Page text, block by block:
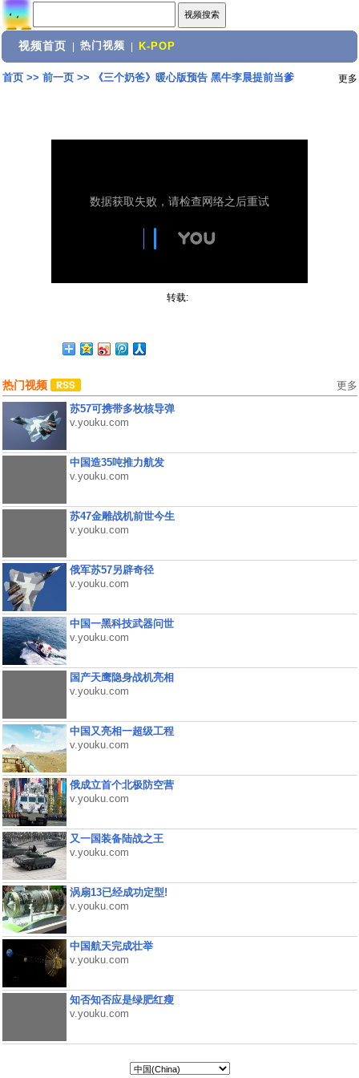
视频首页 热门视频 K-POP
首页>> 前一页>> 《三个奶爸》暖心版预告 黑牛李晨提前当爹 更多
转载:
热门视频 更多
苏57可携带多枚核导弹
v.youku.com
中国造35吨推力航发
v.youku.com
苏47金雕战机前世今生
v.youku.com
俄军苏57另辟奇径
v.youku.com
中国一黑科技武器问世
v.youku.com
国产天鹰隐身战机亮相
v.youku.com
中国又亮相一超级工程
v.youku.com
俄成立首个北极防空营
v.youku.com
又一国装备陆战之王
v.youku.com
涡扇13已经成功定型!
v.youku.com
中国航天完成壮举
v.youku.com
知否知否应是绿肥红瘦
v.youku.com